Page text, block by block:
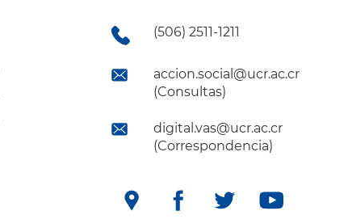
(506) 2511-1211
accion.social@ucr.ac.cr
(Consultas)
digital.vas@ucr.ac.cr
(Correspondencia)